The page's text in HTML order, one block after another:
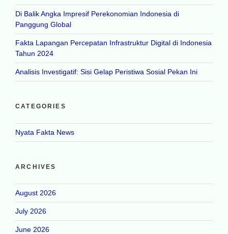
Di Balik Angka Impresif Perekonomian Indonesia di
Panggung Global
Fakta Lapangan Percepatan Infrastruktur Digital di Indonesia
Tahun 2024
Analisis Investigatif: Sisi Gelap Peristiwa Sosial Pekan Ini
CATEGORIES
Nyata Fakta News
ARCHIVES
August 2026
July 2026
June 2026